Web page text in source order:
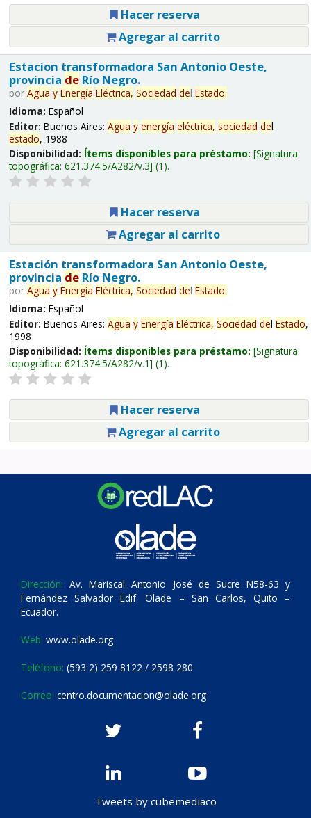
Hacer reserva
Agregar al carrito
Estacion transformadora San Antonio Oeste,
provincia deRío Negro.
por Agua y Energía Eléctrica, Sociedad del Estado.
Idioma: Español
Editor: Buenos Aires: Agua y energía eléctrica, sociedad del
estado, 1988
Disponibilidad: Ítems disponibles para préstamo: Signatura
topográfica: 621.374.5/A282/v.3 (1).
Hacer reserva
Agregar al carrito
Estación transformadora San Antonio Oeste,
provincia deRío Negro.
por Agua y Energía Eléctrica, Sociedad del Estado.
Idioma: Español
Editor: Buenos Aires: Agua y Energía Eléctrica, Sociedad del Estado,
1998
Disponibilidad: Ítems disponibles para préstamo: Signatura
topográfica: 621.374.5/A282/v.1 (1).
Hacer reserva
Agregar al carrito
Dirección: Av. Mariscal Antonio José de Sucre N58-63 y
Fernández Salvador Edif. Olade – San Carlos, Quito –
Ecuador.
Web: www.olade.org
Teléfono: (593 2) 259 8122 / 2598 280
Correo: centro.documentacion@olade.org
Tweets by cubemediaco